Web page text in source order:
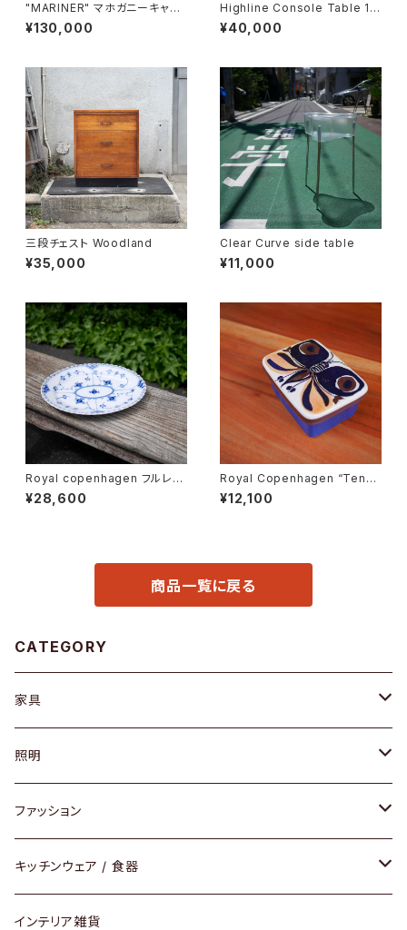
"MARINER" マホガニーキャビ
ネット
¥130,000
Highline Console Table 18
0
¥40,000
三段チェスト Woodland
¥35,000
Clear Curve side table
¥11,000
Royal copenhagen フルレー
ス オーバルディッシュ
¥28,600
Royal Copenhagen “Tener
a” Butter Case
¥12,100
商品一覧に戻る
CATEGORY
家具
ソファ / ベンチ
チェア / スツール
ダイニングセット / ダイニングテーブル
ローテーブル / サイドテーブル
照明
ペンダントライト
テーブルランプ / デスクスタンド
フロアライト
ファッション
アクセサリー
リング
財布
キッチンウェア / 食器
グラス / タンブラー
インテリア雑貨